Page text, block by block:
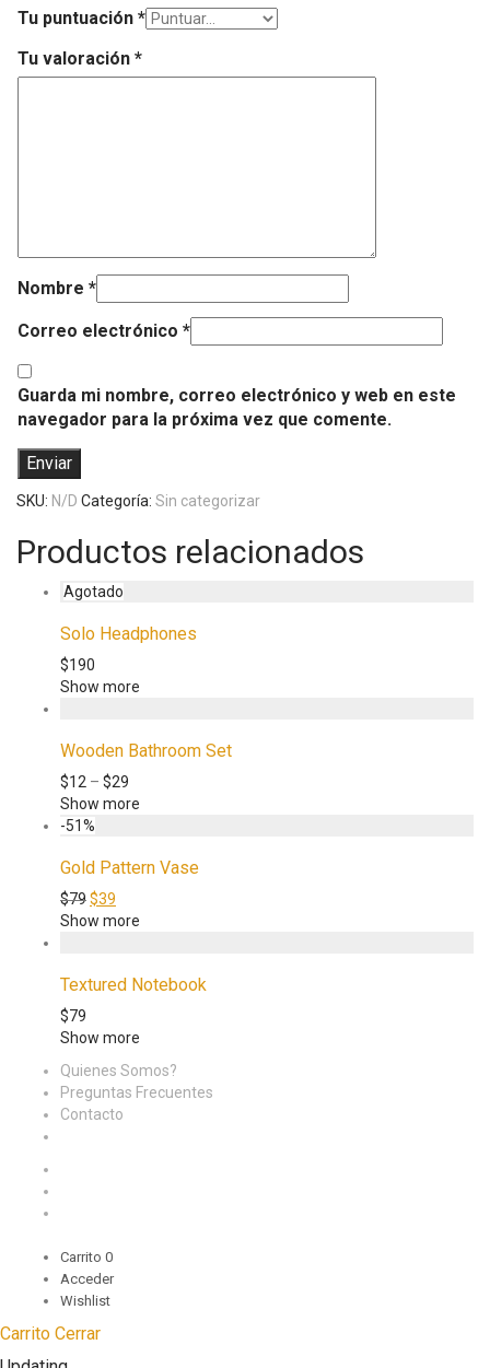
Tu puntuación *
Tu valoración *
Nombre *
Correo electrónico *
Guarda mi nombre, correo electrónico y web en este
navegador para la próxima vez que comente.
SKU: N/D Categoría: Sin categorizar
Productos relacionados
Solo Headphones
$190
Show more
Wooden Bathroom Set
$12 – $29
Show more
-51%
Gold Pattern Vase
$79$39
Show more
Textured Notebook
$79
Show more
Quienes Somos?
Preguntas Frecuentes
Contacto
Carrito 0
Acceder
Wishlist
Carrito Cerrar